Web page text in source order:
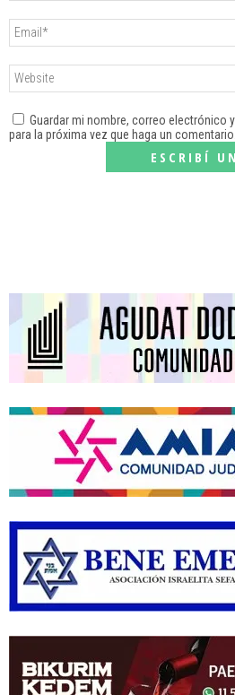
Guardar mi nombre, correo electrónico
para la próxima vez que haga un comentario.